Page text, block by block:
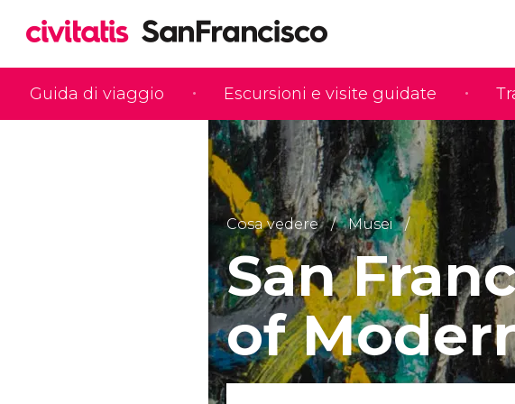
Guida di viaggio Escursioni e visite guidate
Cosa vedere Musei
San
of